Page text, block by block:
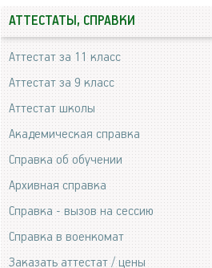
АТТЕСТАТЫ, СПРАВКИ
Аттестат за 11 класс
Аттестат за 9 класс
Аттестат школы
Академическая справка
Справка об обучении
Архивная справка
Справка - вызов на сессию
Справка в военкомат
Заказать аттестат / цены